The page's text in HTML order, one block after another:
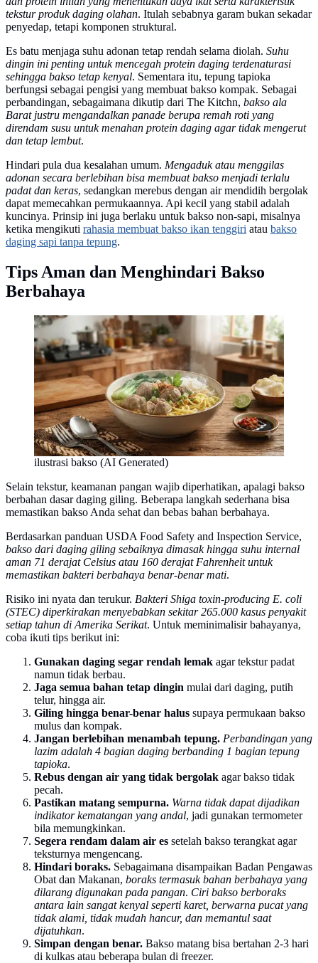
tekstur produk daging olahan. Itulah sebabnya garam bukan sekadar
penyedap, tetapi komponen struktural.
Es batu menjaga suhu adonan tetap rendah selama diolah. Suhu
dingin ini penting untuk mencegah protein daging terdenaturasi
sehingga bakso tetap kenyal. Sementara itu, tepung tapioka
berfungsi sebagai pengisi yang membuat bakso kompak. Sebagai
perbandingan, sebagaimana dikutip dari The Kitchn, bakso ala
Barat justru mengandalkan panade berupa remah roti yang
direndam susu untuk menahan protein daging agar tidak mengerut
dan tetap lembut.
Hindari pula dua kesalahan umum. Mengaduk atau menggilas
adonan secara berlebihan bisa membuat bakso menjadi terlalu
padat dan keras, sedangkan merebus dengan air mendidih bergolak
dapat memecahkan permukaannya. Api kecil yang stabil adalah
kuncinya. Prinsip ini juga berlaku untuk bakso non-sapi, misalnya
ketika mengikuti rahasia membuat bakso ikan tenggiri atau bakso
daging sapi tanpa tepung.
Tips Aman dan Menghindari Bakso
Berbahaya
ilustrasi bakso (AI Generated)
Selain tekstur, keamanan pangan wajib diperhatikan, apalagi bakso
berbahan dasar daging giling. Beberapa langkah sederhana bisa
memastikan bakso Anda sehat dan bebas bahan berbahaya.
Berdasarkan panduan USDA Food Safety and Inspection Service,
bakso dari daging giling sebaiknya dimasak hingga suhu internal
aman 71 derajat Celsius atau 160 derajat Fahrenheit untuk
memastikan bakteri berbahaya benar-benar mati.
Risiko ini nyata dan terukur. Bakteri Shiga toxin-producing E. coli
(STEC) diperkirakan menyebabkan sekitar 265.000 kasus penyakit
setiap tahun di Amerika Serikat. Untuk meminimalisir bahayanya,
coba ikuti tips berikut ini:
Gunakan daging segar rendah lemak agar tekstur padat
namun tidak berbau.
Jaga semua bahan tetap dingin mulai dari daging, putih
telur, hingga air.
Giling hingga benar-benar halus supaya permukaan bakso
mulus dan kompak.
Jangan berlebihan menambah tepung. Perbandingan yang
lazim adalah 4 bagian daging berbanding 1 bagian tepung
tapioka.
Rebus dengan air yang tidak bergolak agar bakso tidak
pecah.
Pastikan matang sempurna. Warna tidak dapat dijadikan
indikator kematangan yang andal, jadi gunakan termometer
bila memungkinkan.
Segera rendam dalam air es setelah bakso terangkat agar
teksturnya mengencang.
Hindari boraks. Sebagaimana disampaikan Badan Pengawas
Obat dan Makanan, boraks termasuk bahan berbahaya yang
dilarang digunakan pada pangan. Ciri bakso berboraks
antara lain sangat kenyal seperti karet, berwarna pucat yang
tidak alami, tidak mudah hancur, dan memantul saat
dijatuhkan.
Simpan dengan benar. Bakso matang bisa bertahan 2-3 hari
di kulkas atau beberapa bulan di freezer.